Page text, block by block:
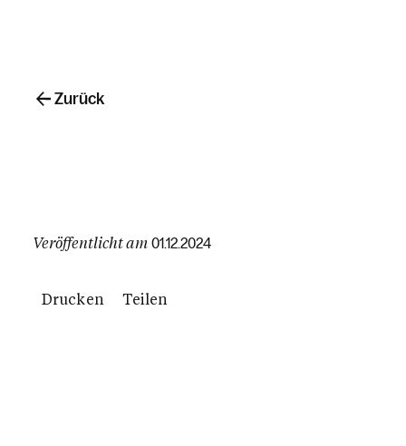
Veröffentlicht am 01.12.2024
Drucken Teilen
Zurück